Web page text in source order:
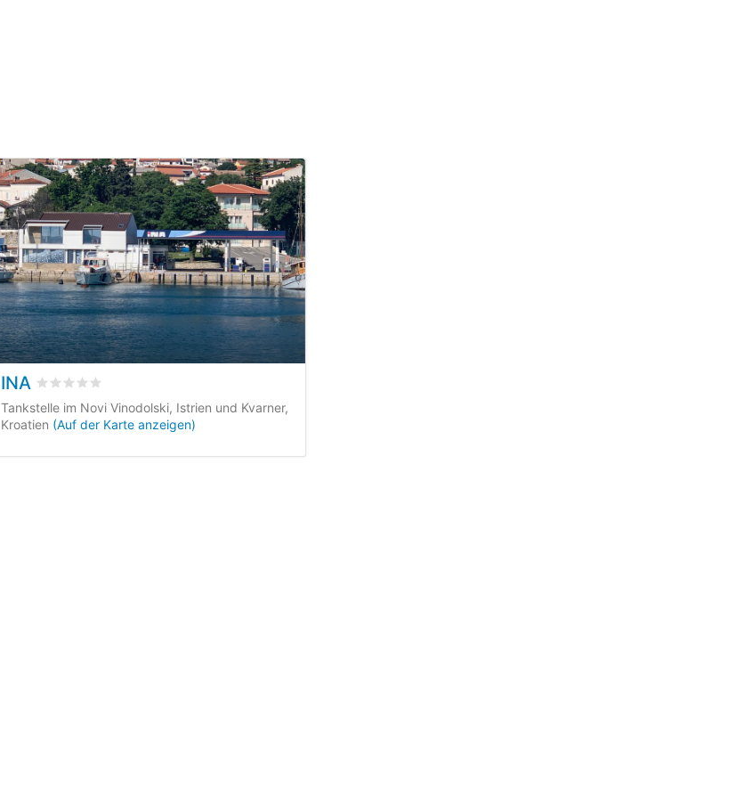
INA bewertet0
Tankstelle im Novi Vinodolski, Istrien und Kvarner,
Kroatien (Auf der Karte anzeigen)